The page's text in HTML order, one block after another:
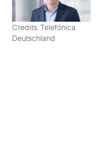
Credits: Telefónica
Deutschland